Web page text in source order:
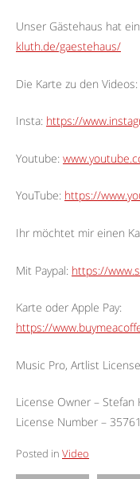
Unser Gästehaus hat
kluth.de/gaestehaus/
Die Karte zu den Videos:
Insta: https://
Youtube:
YouTube: https://
Ihr möchtet mir einen
Mit Paypal: https://
Karte oder Apple Pay:
https://
Music Pro, Artlist License
License Owner –
License Number –
Posted in Video